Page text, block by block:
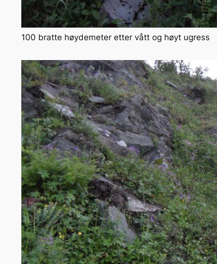
100 bratte høydemeter etter vått og høyt ugress